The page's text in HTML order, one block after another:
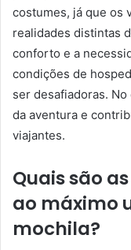
costumes, já que os
realidades distintas
conforto e a
condições de
ser desafiadoras.
da aventura e
viajantes.
Quais são
ao máximo
mochila?